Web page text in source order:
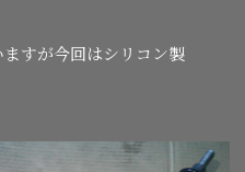
すが今回はシリコン製